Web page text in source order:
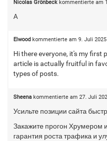
Nicolas Grönbeckkommentierte am
A
Elwood kommentierte am 9. Juli
Hi there everyone, it's my first
article is actually fruitful in
types of posts.
Sheenakommentierte am 27. Juli
Усильте позиции сайта
Закажите прогон Хрумером
гарантия роста трафика и